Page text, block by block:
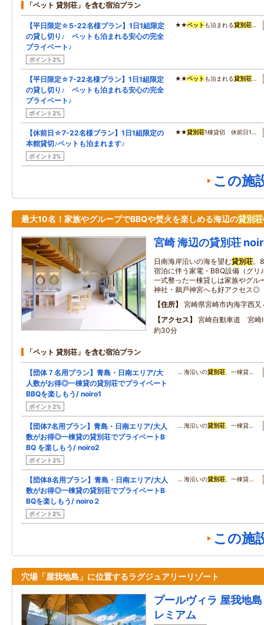
「ペット 貸別荘」を含む宿泊プラン
【平日限定☆5-22名様プラン】1日1組限定
の貸し切り♪ ペットも泊まれる安心の完全
プライベート♪
ポイント2%
★★ペット も泊まれる貸別荘…
【平日限定☆7-22名様プラン】1日1組限定
の貸し切り♪ ペットも泊まれる安心の完全
プライベート♪
ポイント2%
★★ペット も泊まれる貸別荘…
【休前日☆7-22名様プラン】1日1組限定の
本館貸切♪ペットも泊まれます♪
ポイント2%
★★貸別荘1棟貸切 休前日1…
この施
最大10名！家族やグループでBBQや焚火を楽しめる海辺の貸別荘
宮崎 海辺の貸別荘
日南海岸沿いの海を望む貸別荘。
宿泊に伴う家電・BBQ設備（グリ
一式整った一棟貸しは家族やグル
神社・鵜戸神宮へも好アクセス◎
住所
宮崎県宮崎市内海字西又
アクセス
宮崎自動車道 宮崎
約30分
「ペット 貸別荘」を含む宿泊プラン
【団体７名用プラン】青島・日南エリア/大
人数がお得◎一棟貸の貸別荘でプライベート
BBQを楽しもう/ noiro1
ポイント2%
… 海沿いの貸別荘 、一棟貸…
【団体7名用プラン】青島・日南エリア/大人
数がお得◎一棟貸の貸別荘でプライベートB
BQ を楽しもう/ noiro2
ポイント2%
… 海沿いの貸別荘 、一棟貸…
【団体8名用プラン】青島・日南エリア/大人
数がお得◎一棟貸の貸別荘でプライベートB
BQを楽しもう/ noiro２
ポイント2%
… 海沿いの貸別荘 、一棟貸…
この施
穴場「屋我地島」に位置するラグジュアリーリゾート
プールヴィラ 屋我地
レミアム